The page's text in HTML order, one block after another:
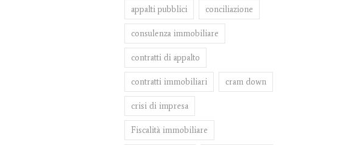
appalti pubblici conciliazione
consulenza immobiliare
contratti di appalto
contratti immobiliari cram down
crisi di impresa
Fiscalità immobiliare